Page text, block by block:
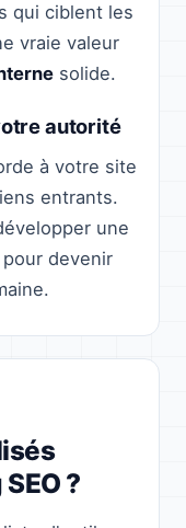
qui ciblent les
vraie valeur
solide.
autorité
à votre site
entrants.
une
pour devenir
?